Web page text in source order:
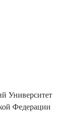
Университет
Федерации